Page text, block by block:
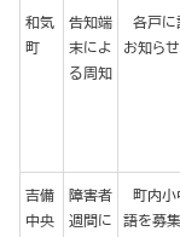
和気
町
告知端
末によ
る周知
各戸に
お知らせ
吉備
中央
障害者
週間に
町内小
語を募